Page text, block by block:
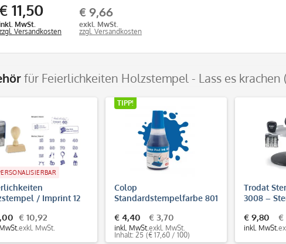
€ 11,50
MwSt.
Versandkosten
€ 9,66
exkl. MwSt.
zzgl. Versandkosten
für Feierlichkeiten Holzstempel - Lass es krachen
/ Imprint 12
€ 10,92
exkl. MwSt.
TIPP!
Colop
Standardstempelfarbe 801
€ 4,40
inkl. MwSt.
€ 3,70
exkl. MwSt.
Inhalt: 25 (€ 17,60 / 100)
Trodat
3008 –
€ 9,80
inkl. MwSt.
€